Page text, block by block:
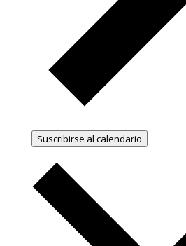
Suscribirse al calendario